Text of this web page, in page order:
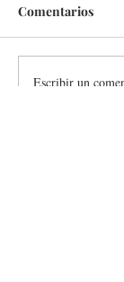
Detienen
Comentarios
Escribir un